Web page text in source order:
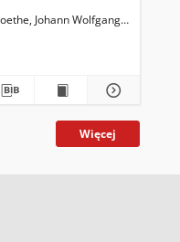
1832)Johann Wolfgang von
Więcej